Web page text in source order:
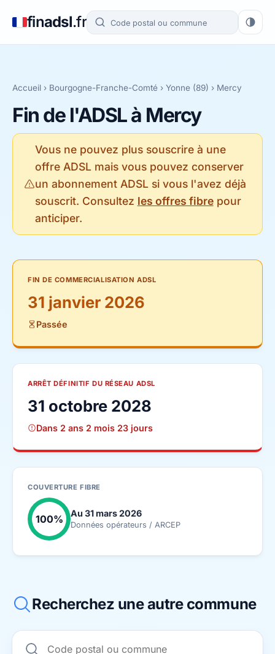
finadsl.fr
Accueil › Bourgogne-Franche-Comté › Yonne (89) › Mercy
Fin de l'ADSL à Mercy
Vous ne pouvez plus souscrire à une
offre ADSL mais vous pouvez conserver
un abonnement ADSL si vous l'avez déjà
souscrit. Consultez les offres fibrepour
anticiper.
FIN DE COMMERCIALISATION ADSL
31 janvier 2026
Passée
ARRÊT DÉFINITIF DU RÉSEAU ADSL
31 octobre 2028
Dans 2 ans 2 mois 23 jours
COUVERTURE FIBRE
100% Au 31 mars 2026
Données opérateurs / ARCEP
Recherchez une autre commune